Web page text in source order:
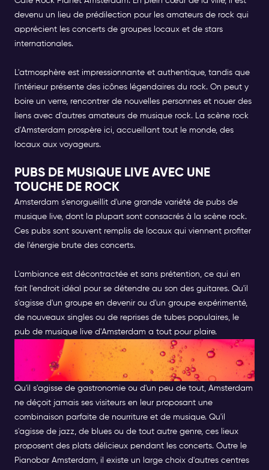
devenu un lieu de prédilection pour les amateurs de rock qui
apprécient les concerts de groupes locaux et de stars
internationales.
L'atmosphère est impressionnante et authentique, tandis que
l'intérieur présente des icônes légendaires du rock. On peut y
boire un verre, rencontrer de nouvelles personnes et nouer des
liens avec d'autres amateurs de musique rock. La scène rock
d'Amsterdam prospère ici, accueillant tout le monde, des
locaux aux voyageurs.
PUBS DE MUSIQUE LIVE AVEC UNE
TOUCHE DE ROCK
Amsterdam s'enorgueillit d'une grande variété de pubs de
musique live, dont la plupart sont consacrés à la scène rock.
Ces pubs sont souvent remplis de locaux qui viennent profiter
de l'énergie brute des concerts.
L'ambiance est décontractée et sans prétention, ce qui en
fait l'endroit idéal pour se détendre au son des guitares. Qu'il
s'agisse d'un groupe en devenir ou d'un groupe expérimenté,
de nouveaux singles ou de reprises de tubes populaires, le
pub de musique live d'Amsterdam a tout pour plaire.
RESTAURANTS AVEC MUSIQUE
LIVE À AMSTERDAM
Qu'il s'agisse de gastronomie ou d'un peu de tout, Amsterdam
ne déçoit jamais ses visiteurs en leur proposant une
combinaison parfaite de nourriture et de musique. Qu'il
s'agisse de jazz, de blues ou de tout autre genre, ces lieux
proposent des plats délicieux pendant les concerts. Outre le
Pianobar Amsterdam, il existe un large choix d'autres centres